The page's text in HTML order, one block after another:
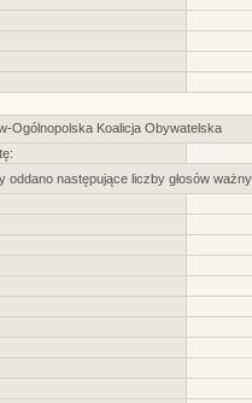
Ogólnopolska Koalicja Obywatelska
następujące liczby głosów